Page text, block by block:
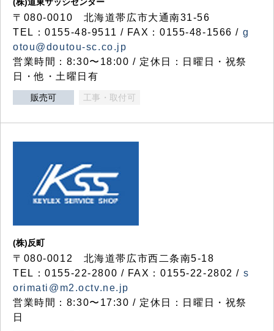
〒080-0010 北海道帯広市大通南31-56
TEL：0155-48-9511 / FAX：0155-48-1566 / g
otou@doutou-sc.co.jp
営業時間：8:30〜18:00 / 定休日：日曜日・祝祭
日・他・土曜日有
販売可 工事・取付可
(株)反町
〒080-0012 北海道帯広市西二条南5-18
TEL：0155-22-2800 / FAX：0155-22-2802 / s
orimati@m2.octv.ne.jp
営業時間：8:30〜17:30 / 定休日：日曜日・祝祭
日